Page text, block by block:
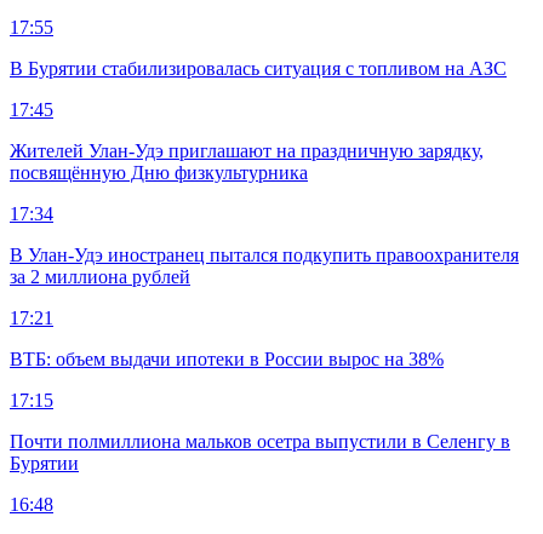
17:55
В Бурятии стабилизировалась ситуация с топливом на АЗС
17:45
Жителей Улан-Удэ приглашают на праздничную зарядку,
посвящённую Дню физкультурника
17:34
В Улан-Удэ иностранец пытался подкупить правоохранителя
за 2 миллиона рублей
17:21
ВТБ: объем выдачи ипотеки в России вырос на 38%
17:15
Почти полмиллиона мальков осетра выпустили в Селенгу в
Бурятии
16:48